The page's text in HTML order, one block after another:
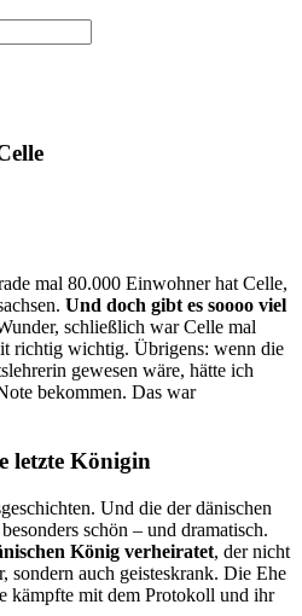
mal 80.000 Einwohner hat Celle,
Und doch gibt es soooo viel
schließlich war Celle mal
richtig wichtig. Übrigens: wenn die
gewesen wäre, hätte ich
bekommen. Das war
letzte Königin
Und die der dänischen
schön – und dramatisch.
König verheiratet, der nicht
sondern auch geisteskrank. Die Ehe
kämpfte mit dem Protokoll und ihr